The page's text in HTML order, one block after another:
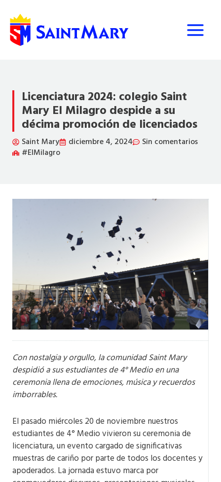
contenido
Licenciatura 2024: colegio Saint
Mary El Milagro despide a su
décima promoción de licenciados
Saint Mary diciembre 4, 2024
Sin comentarios
#ElMilagro
Con nostalgia y orgullo, la comunidad Saint Mary
despidió a sus estudiantes de 4° Medio en una
ceremonia llena de emociones, música y recuerdos
imborrables.
El pasado miércoles 20 de noviembre nuestros
estudiantes de 4° Medio vivieron su ceremonia de
licenciatura, un evento cargado de significativas
muestras de cariño por parte de todos los docentes y
apoderados. La jornada estuvo marca por